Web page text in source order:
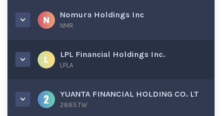
Nomura Holdings Inc
NMR
LPL Financial Holdings Inc.
LPLA
YUANTA FINANCIAL HOLDING CO. LT
2885.TW